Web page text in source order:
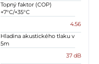
Topný faktor (COP)
+7°C/+35°C
4.56
Hladina akustického tlaku v
5m
37 dB